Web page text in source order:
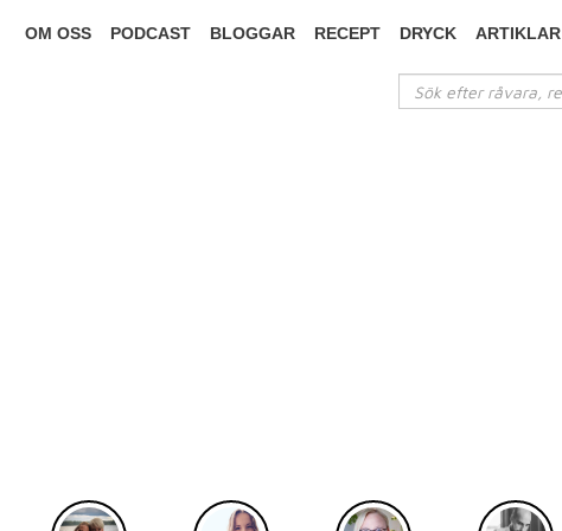
OM OSS PODCAST BLOGGAR RECEPT DRYCK ARTIKLAR